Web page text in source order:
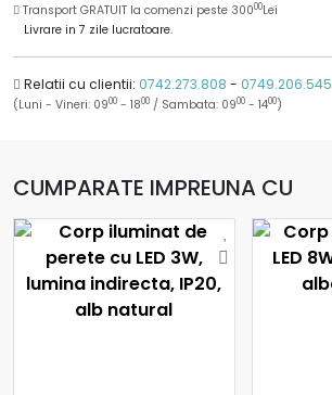
Transport GRATUIT la comenzi peste 30000Lei
Livrare in 7 zile lucratoare.
Relatii cu clientii: 0742.273.808 - 0749.206.545
(Luni - Vineri: 0900 - 1800 / Sambata: 0900 - 1400)
CUMPARATE IMPREUNA CU